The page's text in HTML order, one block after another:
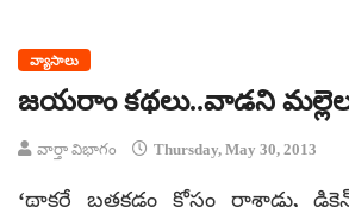
వ్యాసాలు
జయరాం కథలు..వాడని
వార్తా విభాగం Thursday, May 30, 2013
‘థాకరే బతకడం కోసం రాశాడు,